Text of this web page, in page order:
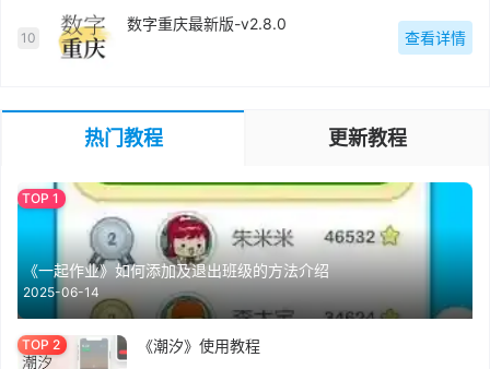
10
数字重庆最新版-v2.8.0
查看详情
热门教程 更新教程
《一起作业》如何添加及退出班级的方法介绍
2025-06-14
《潮汐》使用教程